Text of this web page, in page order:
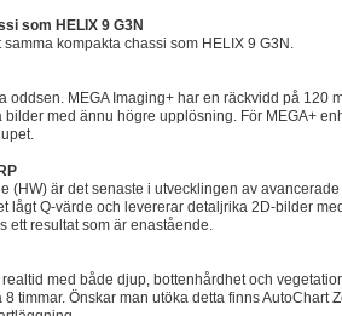
som HELIX 9 G3N
samma kompakta chassi som HELIX 9 G3N.
oddsen. MEGA Imaging+ har en räckvidd på 120
bilder med ännu högre upplösning. För MEGA+
(HW) är det senaste i utvecklingen av
lågt Q-värde och levererar detaljrika 2D-bilder
ett resultat som är enastående.
med både djup, bottenhårdhet och
timmar. Önskar man utöka detta finns